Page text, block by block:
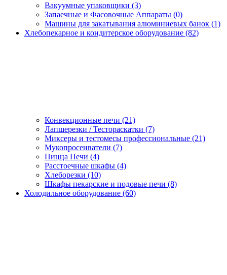
Вакуумные упаковщики (3)
Запаечные и Фасовочные Аппараты (0)
Машины для закатывания алюминиевых банок (1)
Хлебопекарное и кондитерское оборудование (82)
Конвекционные печи (21)
Лапшерезки / Тестораскатки (7)
Миксеры и тестомесы профессиональные (21)
Мукопросеиватели (7)
Пицца Печи (4)
Расстоечные шкафы (4)
Хлеборезки (10)
Шкафы пекарские и подовые печи (8)
Холодильное оборудование (60)